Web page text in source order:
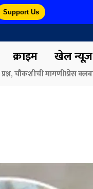
Support Us
क्राइम खेल न्यूज़
चौकशीची मागणी!प्रेस क्लबचा